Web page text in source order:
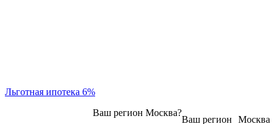
Льготная ипотека 6%
Москва
Ваш регион
Ваш регион Москва?